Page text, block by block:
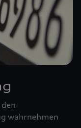
wahrnehmen